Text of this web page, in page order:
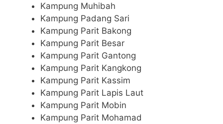
Kampung Muhibah
Kampung Padang Sari
Kampung Parit Bakong
Kampung Parit Besar
Kampung Parit Gantong
Kampung Parit Kangkong
Kampung Parit Kassim
Kampung Parit Lapis Laut
Kampung Parit Mobin
Kampung Parit Mohamad